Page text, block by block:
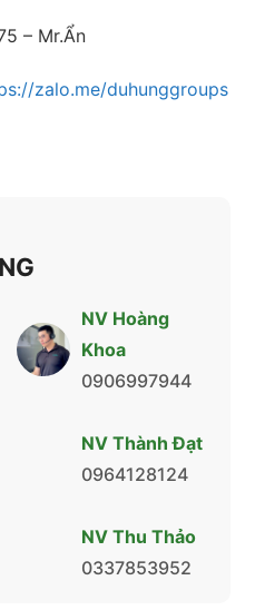
– Mr.Ẩn
zalo.me/duhunggroups
NV Hoàng
Khoa
0906997944
NV Thành Đạt
0964128124
NV Thu Thảo
0337853952